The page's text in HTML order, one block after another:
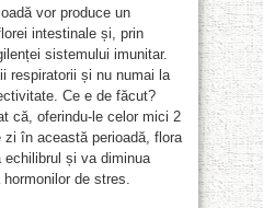
vor produce un
intestinale și, prin
sistemului imunitar.
respiratorii și nu numai la
Ce e de făcut?
că, oferindu-le celor mici 2
zi în această perioadă, flora
și va diminua
de stres.